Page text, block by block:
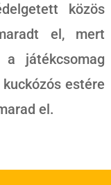
közös
el, mert
a játékcsomag
estére
el.